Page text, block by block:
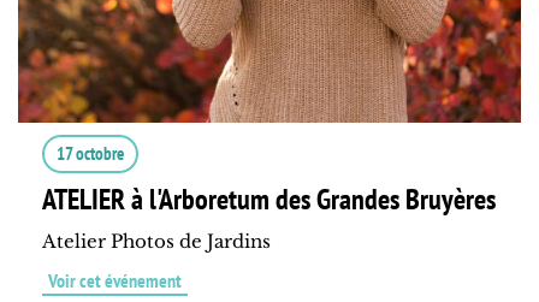
17 octobre
ATELIER à l'Arboretum des Grandes Bruyères
Atelier Photos de Jardins
Voir cet événement